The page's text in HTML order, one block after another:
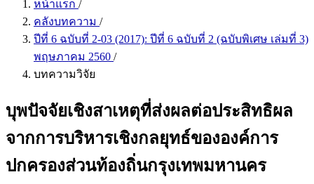
หน้าแรก /
คลังบทความ /
ปีที่ 6 ฉบับที่ 2-03 (2017): ปีที่ 6 ฉบับที่ 2 (ฉบับพิเศษ เล่มที่ 3)
พฤษภาคม 2560 /
บทความวิจัย
บุพปัจจัยเชิงสาเหตุที่ส่งผลต่อประสิทธิผล
จากการบริหารเชิงกลยุทธ์ขององค์การ
ปกครองส่วนท้องถิ่นกรุงเทพมหานคร